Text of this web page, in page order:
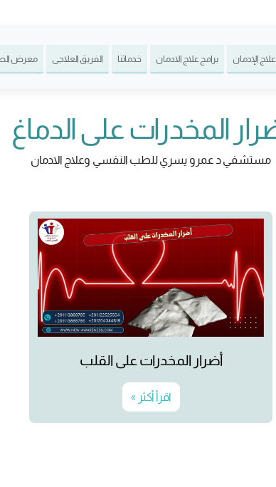
الإدمان برامج علاج الادمان خدماتنا الفريق العلاجى معرض
المخدرات على الدماغ
مستشفي د عمرو يسري للطب النفسي وعلاج الادمان
أضرار المخدرات على القلب
اقرأ أكثر »